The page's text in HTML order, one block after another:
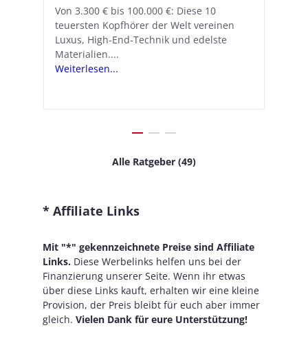
Von 3.300 € bis 100.000 €: Diese 10
teuersten Kopfhörer der Welt vereinen
Luxus, High-End-Technik und edelste
Materialien....
Weiterlesen...
Mit iOS 18.1 und den AirPods Pro 2
verwandelt Apple seine In-Ear-Kopfhörer
in kostengünstige Hörhilfen. In wenigen
Schritten...
Weiterlesen...
Alle Ratgeber (49)
* Affiliate Links
Mit "*" gekennzeichnete Preise sind Affiliate
Links. Diese Werbelinks helfen uns bei der
Finanzierung unserer Seite. Wenn ihr etwas
über diese Links kauft, erhalten wir eine kleine
Provision, der Preis bleibt für euch aber immer
gleich. Vielen Dank für eure Unterstützung!